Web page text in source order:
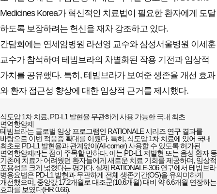
Medicines Korea가 혁신적인 치료법이 필요한 환자에게 도달
하도록 보장하려는 헌신을 재차 강조하고 있다.
간담회에는 연세암병원 라선영 교수와 삼성서울병원 이세훈
교수가 참석하여 테빔브라의 차별화된 작용 기전과 임상적
가치를 공유했다. 특히, 테빔브라가 보여준 생존율 개선 효과
와 환자 접근성 향상에 대한 임상적 근거를 제시했다.
식도암 1차 치료, PD-L1 발현율 무관하게 사용 가능한 국내 최초
면역항암제
테빔브라는 글로벌 임상 프로그램인 RATIONALE 시리즈 연구 결과를
바탕으로 이번 적응증 확대를 이뤘다. 특히, 식도암 1차 치료에 있어 국내
최초로 PD-L1 발현율과 관계없이(All-comer) 사용할 수 있도록 허가된
면역항암제라는 점이 주목할 만하다. 이는 PD-L1 저발현 또는 음성 환자 등
기존에 치료가 어려웠던 환자들에게 새로운 치료 기회를 제공하며, 임상적
포용성을 크게 넓혔다는 평가다. 실제 RATIONALE-306 연구에서 테빔브라
병용요법은 PD-L1 발현과 무관하게 전체 생존기간(OS)을 유의미하게
개선했으며, 중앙값 17.2개월로 대조군(10.6개월) 대비 약 6.6개월 연장하는
효과를 보였다(HR 0.66).